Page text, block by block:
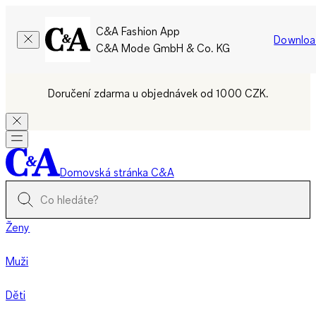
C&A Fashion App
C&A Mode GmbH & Co. KG
Doručení zdarma u objednávek od 1000 CZK.
Domovská stránka C&A
Ženy
Muži
Děti